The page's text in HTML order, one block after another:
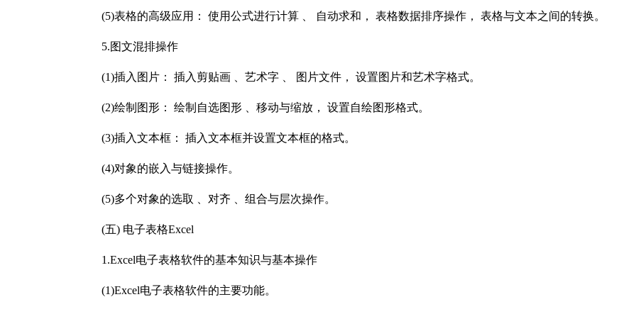
(5)表格的高级应用： 使用公式进行计算 、 自动求和， 表格数据排序操作， 表格与文本之间的转换。
5.图文混排操作
(1)插入图片： 插入剪贴画 、艺术字 、 图片文件， 设置图片和艺术字格式。
(2)绘制图形： 绘制自选图形 、移动与缩放， 设置自绘图形格式。
(3)插入文本框： 插入文本框并设置文本框的格式。
(4)对象的嵌入与链接操作。
(5)多个对象的选取 、对齐 、组合与层次操作。
(五) 电子表格Excel
1.Excel电子表格软件的基本知识与基本操作
(1)Excel电子表格软件的主要功能。